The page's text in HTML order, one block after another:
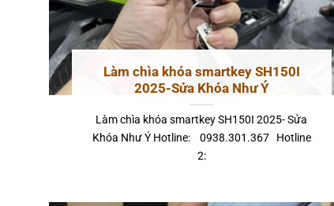
Làm chìa khóa smartkey SH150I
2025-Sửa Khóa Như Ý
Làm chìa khóa smartkey SH150I 2025- Sửa
Khóa Như Ý Hotline: 0938.301.367 Hotline
2: